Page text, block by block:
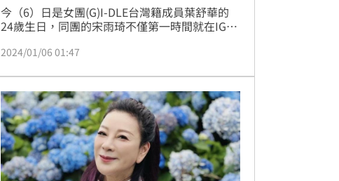
今（6）日是女團(G)I-DLE台灣籍成員葉舒華的
24歲生日，同團的宋雨琦不僅第一時間就在IG限
字撰寫，這樣的雨琦被稱「簡直太有心」，而舒
雙向奔赴的友情讓粉絲全看哭，不過有網友卻歪
樓指出，雨琦的限動排版讓她看了很頭痛，敘述
文字的方式也讓她以為是國、高中生所發的文，
讓人差點笑瘋。宋亭誼報導
2024/01/06 01:47